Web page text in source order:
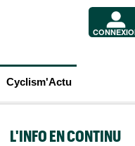
Cyclism'Actu
L'INFO EN CONTINU